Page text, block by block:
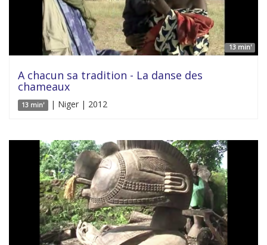
13 min'
A chacun sa tradition - La danse des
chameaux
13 min' | Niger | 2012